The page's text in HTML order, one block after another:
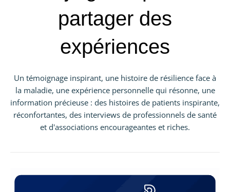
partager des
expériences
Un témoignage inspirant, une histoire de résilience face à
la maladie, une expérience personnelle qui résonne, une
information précieuse : des histoires de patients inspirante,
réconfortantes, des interviews de professionnels de santé
et d'associations encourageantes et riches.